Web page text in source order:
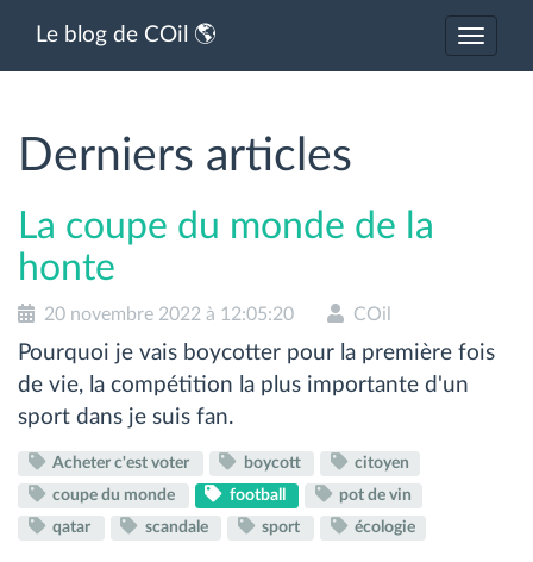
Le blog de COil 🌎
Activer
Derniers articles
La coupe du monde de la
honte
20 novembre 2022 à 12:05:20 COil
Pourquoi je vais boycotter pour la première fois
de vie, la compétition la plus importante d'un
sport dans je suis fan.
Acheter c'est voter boycott
citoyen
coupe du monde
football
pot de vin
qatar
scandale sport écologie